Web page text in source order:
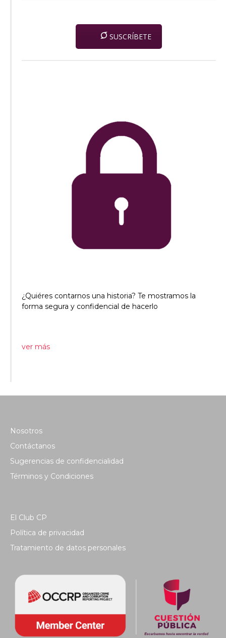
SUSCRÍBETE
¿Quiéres contarnos una historia? Te mostramos la
forma segura y confidencial de hacerlo
ver más
Nosotros
Contáctanos
Sugerencias de confidencialidad
Términos y Condiciones
El Club CP
Política de privacidad
Tratamiento de datos personales